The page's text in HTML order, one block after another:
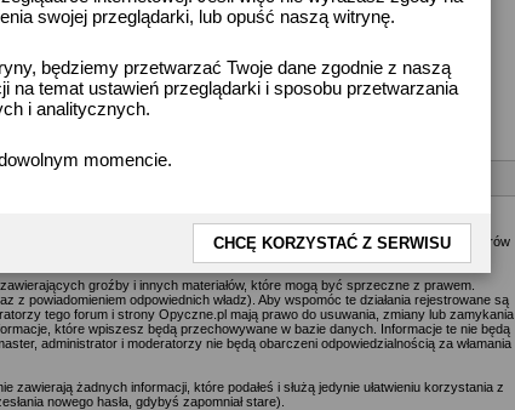
swojej przeglądarki, lub opuść naszą witrynę.
będziemy przetwarzać Twoje dane zgodnie z naszą
temat ustawień przeglądarki i sposobu przetwarzania
i analitycznych.
momencie.
CHCĘ KORZYSTAĆ Z SERWISU
materiałów jak najszybciej, jednakże nie jest możliwe przeczytanie każdej
i opinie jego autora a nie redaktorów, wydawców, administratorów, moderatorów
groźby i innych materiałów, które mogą być sprzeczne z prawem.
powiadomieniem odpowiednich władz). Aby wspomóc te działania rejestrowane są
tego forum i strony Opyczne.pl mają prawo do usuwania, zmiany lub zamykania
które wpiszesz będą przechowywane w bazie danych. Informacje te nie będą
administrator i moderatorzy nie będą obarczeni odpowiedzialnością za włamania
żadnych informacji, które podałeś i służą jedynie ułatwieniu korzystania z
nowego hasła, gdybyś zapomniał stare).